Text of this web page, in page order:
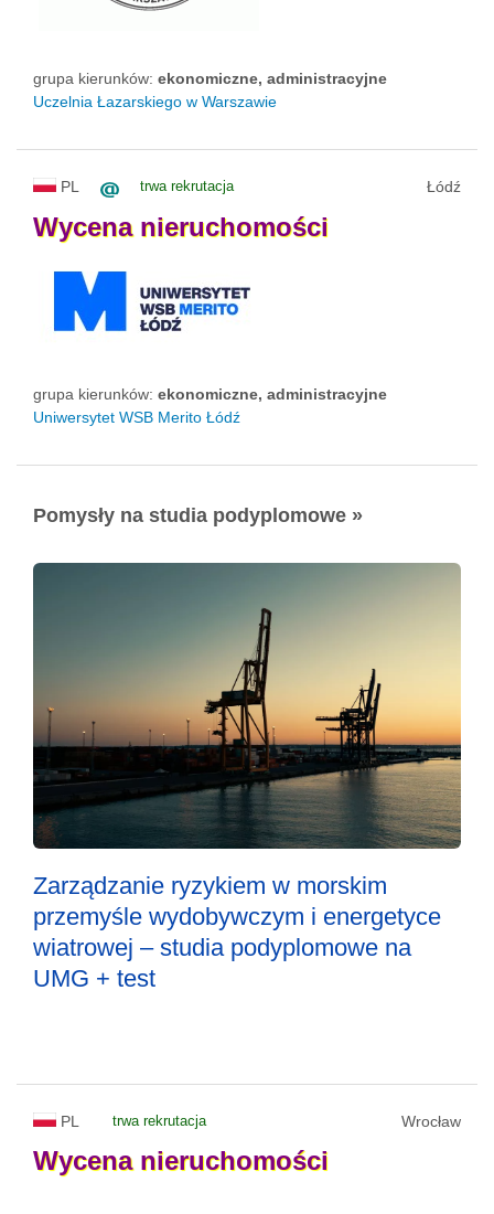
grupa kierunków: ekonomiczne, administracyjne
Uczelnia Łazarskiego w Warszawie
PL trwa rekrutacja Łódź
Wycena nieruchomości
grupa kierunków: ekonomiczne, administracyjne
Uniwersytet WSB Merito Łódź
Pomysły na studia podyplomowe »
Zarządzanie ryzykiem w morskim
przemyśle wydobywczym i energetyce
wiatrowej – studia podyplomowe na
UMG + test
PL trwa rekrutacja Wrocław
Wycena nieruchomości